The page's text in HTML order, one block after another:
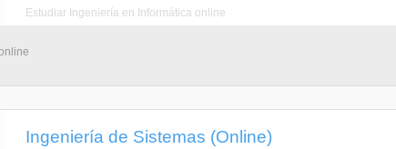
Estudiar Ingeniería en Informática online
Ingeniería de Sistemas (Online)